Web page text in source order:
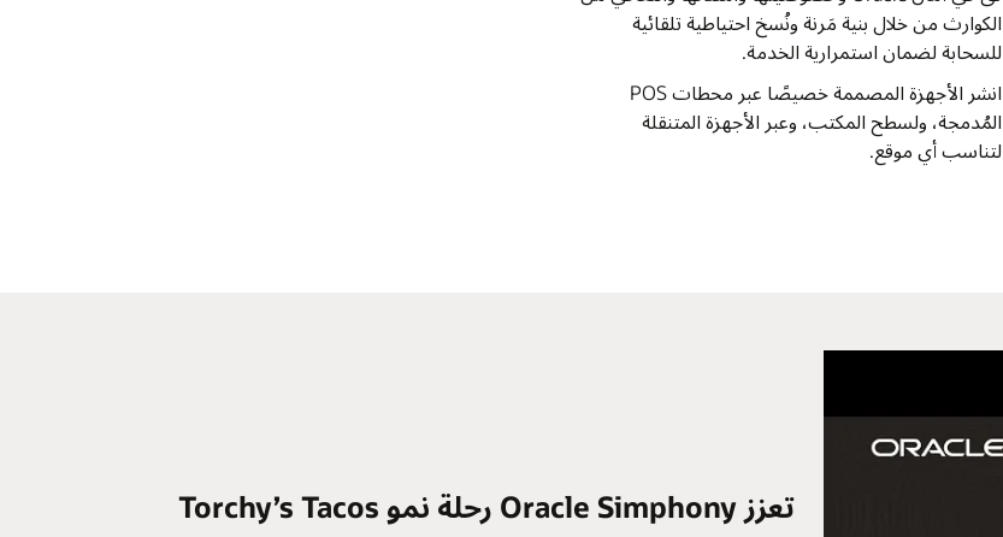
الكوارث من خلال بنية مَرنة ونُسخ احتياطية تلقائية
للسحابة لضمان استمرارية الخدمة.
انشر الأجهزة المصممة خصيصًا عبر محطات POS
المُدمجة، ولسطح المكتب، وعبر الأجهزة المتنقلة
لتناسب أي موقع.
تعزز Oracle Simphony رحلة نمو Torchy’s Tacos